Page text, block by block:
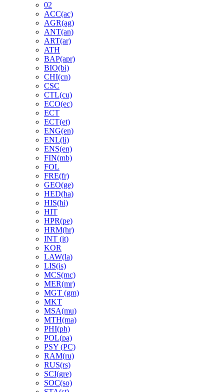
02
ACC(ac)
AGR(ag)
ANT(an)
ART(ar)
ATH
BAP(apr)
BIO(bi)
CHI(cn)
CSC
CTL(cu)
ECO(ec)
ECT
ECT(et)
ENG(en)
ENL(li)
ENS(en)
FIN(mb)
FOL
FRE(fr)
GEO(ge)
HED(ha)
HIS(hi)
HIT
HPR(pe)
HRM(hr)
INT (it)
KOR
LAW(la)
LIS(is)
MCS(mc)
MER(mr)
MGT (gm)
MKT
MSA(mu)
MTH(ma)
PHI(ph)
POL(pa)
PSY (PC)
RAM(ru)
RUS(rs)
SCI(gre)
SOC(so)